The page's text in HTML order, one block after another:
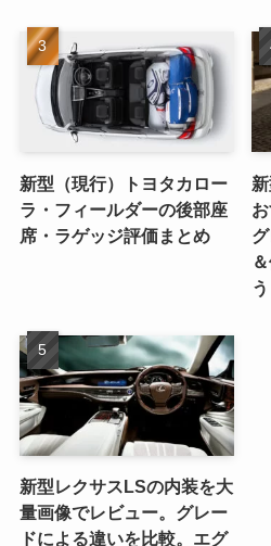
新型（現行）トヨタカロー
ラ・フィールダーの後部座
席・ラゲッジ評価まとめ
新型レクサスLSの内装を大
量画像でレビュー。グレー
ドによる違いを比較。エグ